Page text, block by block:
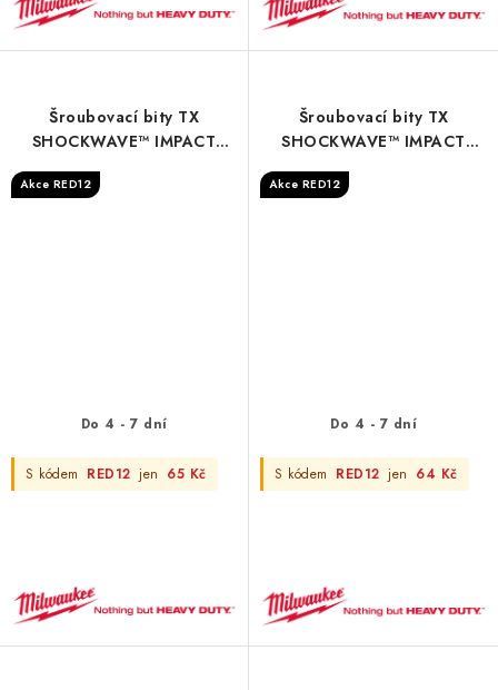
Šroubovací bity TX
SHOCKWAVE™ IMPACT
25mm - 3 pc
Akce RED12
Do 4 - 7 dní
S kódem RED12 jen 65 Kč
Šroubovací bity TX
SHOCKWAVE™ IMPACT
25mm - 3 pc
Akce RED12
Do 4 - 7 dní
S kódem RED12 jen 64 Kč